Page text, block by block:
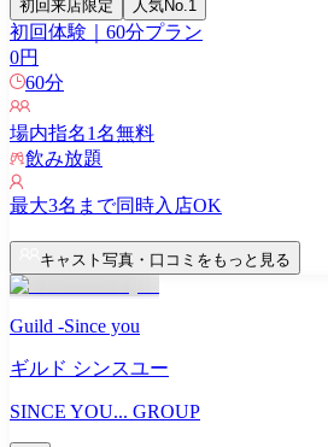
初回来店限定 人気No.1
初回体験｜60分プラン
0円
60分
場内指名1名無料
飲み放題
最大3名まで同時入店OK
キャスト写真・口コミをもっと見る
Guild -Since you
ギルド シンスユー
SINCE YOU... GROUP